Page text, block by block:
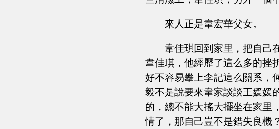
來人正是韋宏華父女。
韋佳琪回到家里，把自己
韋佳琪，他經歷了這么多的挫
好不容易攀上李記這么關系，
毅不是說要來韋家談談王媛媛
的，總不能大搖大擺坐在家里
情了，那自己豈不是錯失良機